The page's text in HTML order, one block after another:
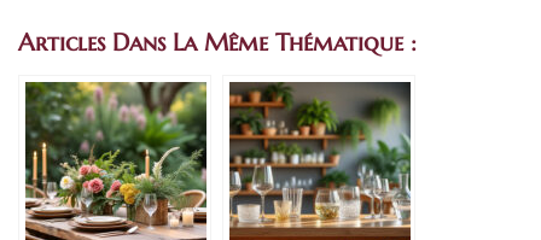
Articles Dans La Même Thématique :